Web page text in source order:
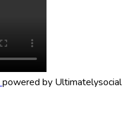
powered by Ultimatelysocial